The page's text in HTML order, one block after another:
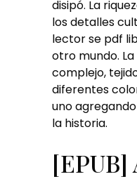
disipó. La
los detalles
lector se pdf
otro mundo.
complejo,
diferentes
uno
la historia.
[EPUB]